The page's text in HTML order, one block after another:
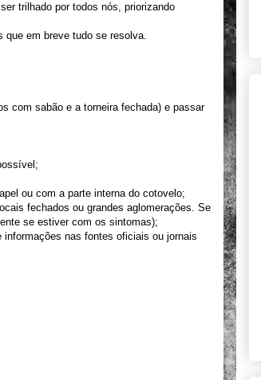
trilhado por todos nós, priorizando
que em breve tudo se resolva.
com sabão e a torneira fechada) e passar
ou com a parte interna do cotovelo;
fechados ou grandes aglomerações. Se
se estiver com os sintomas);
nas fontes oficiais ou jornais